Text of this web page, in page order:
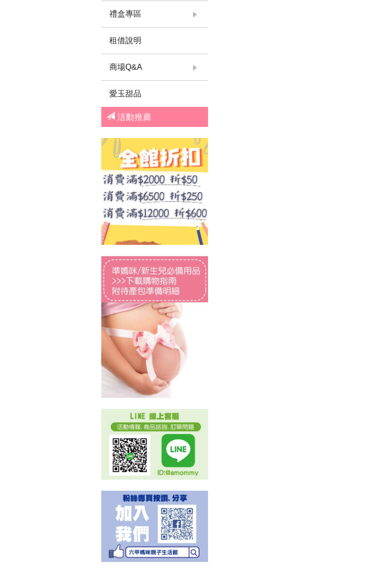
禮盒專區
租借說明
商場Q&A
愛玉甜品
活動推薦